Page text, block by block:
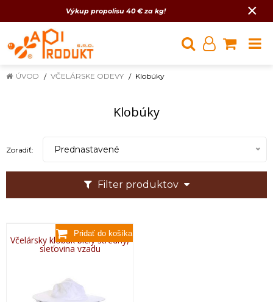
Výkup propolisu 40 € za kg! ×
ÚVOD VČELÁRSKE ODEVY Klobúky
Klobúky
Filter produktov
Zoradiť: Prednastavené
Včelársky klobúk biely stredný,
sieťovina vzadu